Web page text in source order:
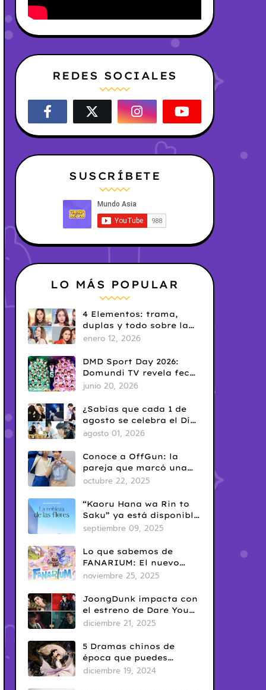
REDES SOCIALES
SUSCRÍBETE
LO MÁS POPULAR
4 Elementos: trama,
duplas y todo sobre la
saga GL antes de su
enero 12, 2026
DMD Sport Day 2026:
Domundi TV revela fecha
y temática
junio 20, 2026
¿Sabías que cada 1 de
agosto se celebra el Día
del Yaoi? Así nació una
conocidas del fandom
BL
agosto 01, 2026
Conoce a OffGun: la
pareja que marcó una
era en el BL tailandés
octubre 22, 2025
“Kaoru Hana wa Rin to
Saku” ya está disponible
en Netflix: romance
clásico
septiembre 09, 2025
Lo que sabemos de
FANARIUM: El nuevo
juego para celular de
noviembre 25, 2025
JoongDunk impacta con
el estreno de Dare You
To Death
diciembre 21, 2025
5 Dramas chinos de
época que puedes
disfrutar en Netflix
diciembre 19, 2024